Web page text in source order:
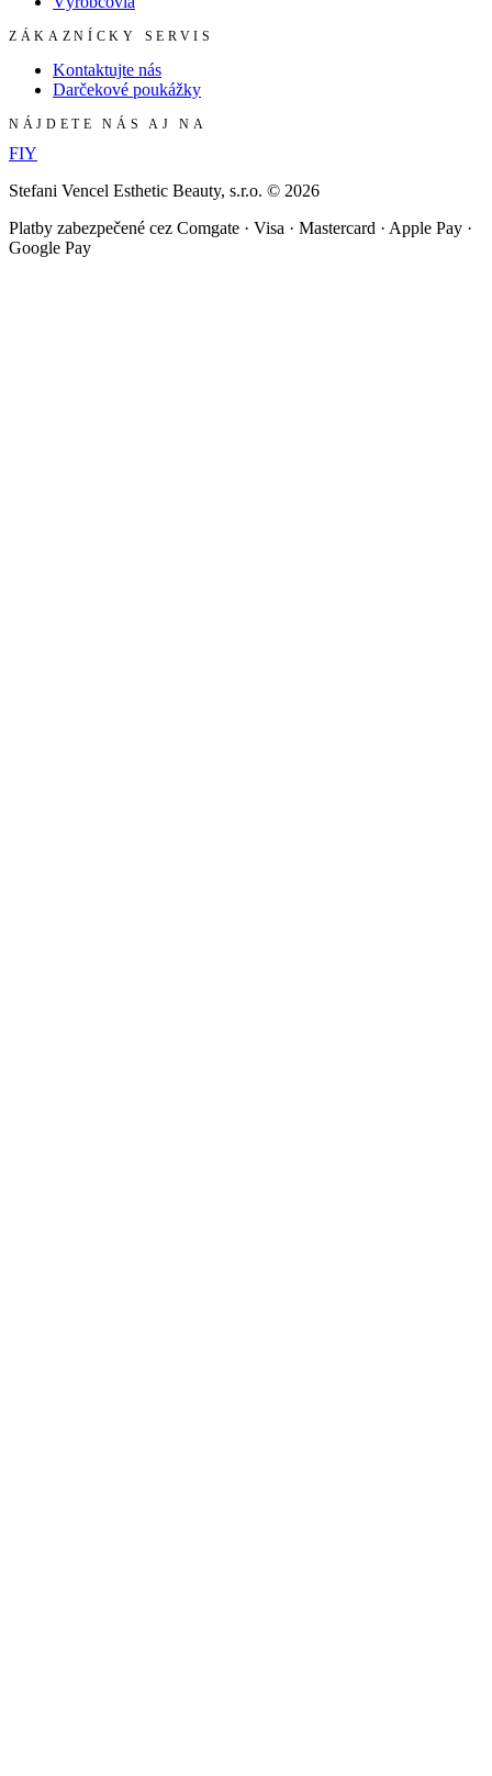
ZÁKAZNÍCKY SERVIS
Kontaktujte nás
Darčekové poukážky
NÁJDETE NÁS AJ NA
FIY
Stefani Vencel Esthetic Beauty, s.r.o. © 2026
Platby zabezpečené cez Comgate · Visa · Mastercard · Apple Pay ·
Google Pay